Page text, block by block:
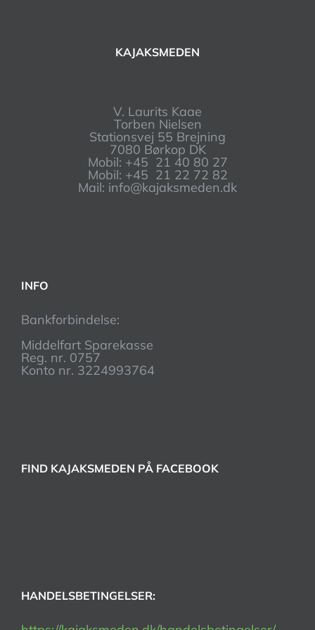
KAJAKSMEDEN
V. Laurits Kaae
Torben Nielsen
Stationsvej 55 Brejning
7080 Børkop DK
Mobil: +45 21 40 80 27
Mobil: +45 21 22 72 82
Mail: info@kajaksmeden.dk
INFO
Bankforbindelse:
Middelfart Sparekasse
Reg. nr. 0757
Konto nr. 3224993764
FIND KAJAKSMEDEN PÅ FACEBOOK
HANDELSBETINGELSER: